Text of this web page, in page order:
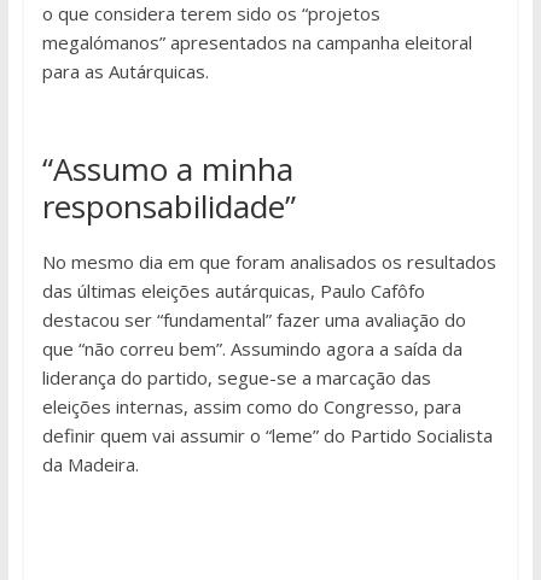
o que considera terem sido os “projetos
megalómanos” apresentados na campanha eleitoral
para as Autárquicas.
“Assumo a minha
responsabilidade”
No mesmo dia em que foram analisados os resultados
das últimas eleições autárquicas, Paulo Cafôfo
destacou ser “fundamental” fazer uma avaliação do
que “não correu bem”. Assumindo agora a saída da
liderança do partido, segue-se a marcação das
eleições internas, assim como do Congresso, para
definir quem vai assumir o “leme” do Partido Socialista
da Madeira.